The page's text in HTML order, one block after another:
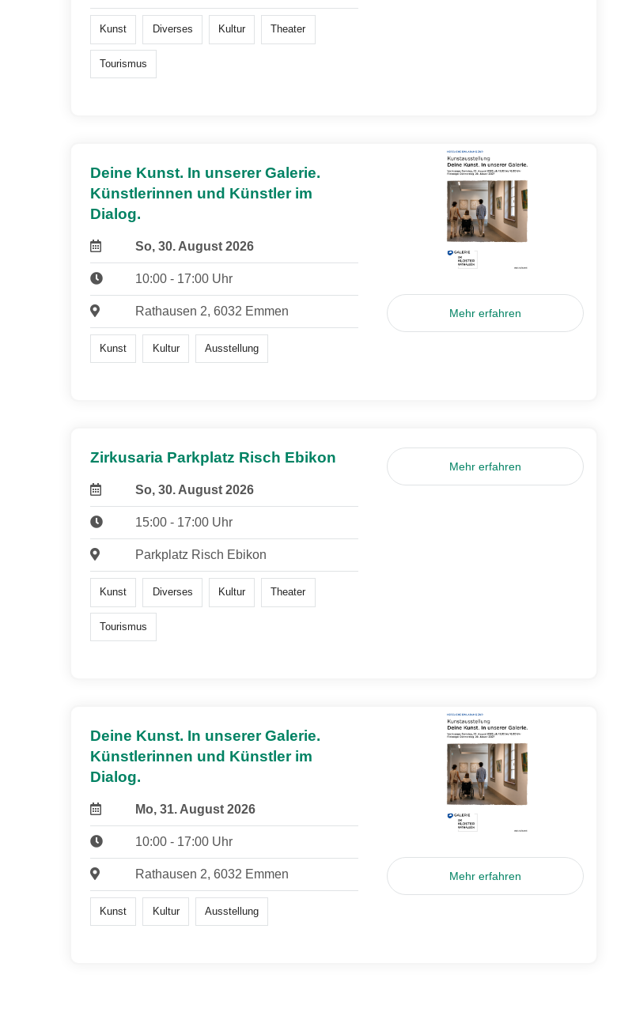
Kunst Diverses Kultur Theater
Tourismus
Deine Kunst. In unserer Galerie.
Künstlerinnen und Künstler im
Dialog.
So, 30. August 2026
10:00 - 17:00 Uhr
Rathausen 2, 6032 Emmen
Kunst Kultur Ausstellung
Mehr erfahren
Zirkusaria Parkplatz Risch Ebikon
So, 30. August 2026
15:00 - 17:00 Uhr
Parkplatz Risch Ebikon
Kunst Diverses Kultur Theater
Tourismus
Mehr erfahren
Deine Kunst. In unserer Galerie.
Künstlerinnen und Künstler im
Dialog.
Mo, 31. August 2026
10:00 - 17:00 Uhr
Rathausen 2, 6032 Emmen
Kunst Kultur Ausstellung
Mehr erfahren